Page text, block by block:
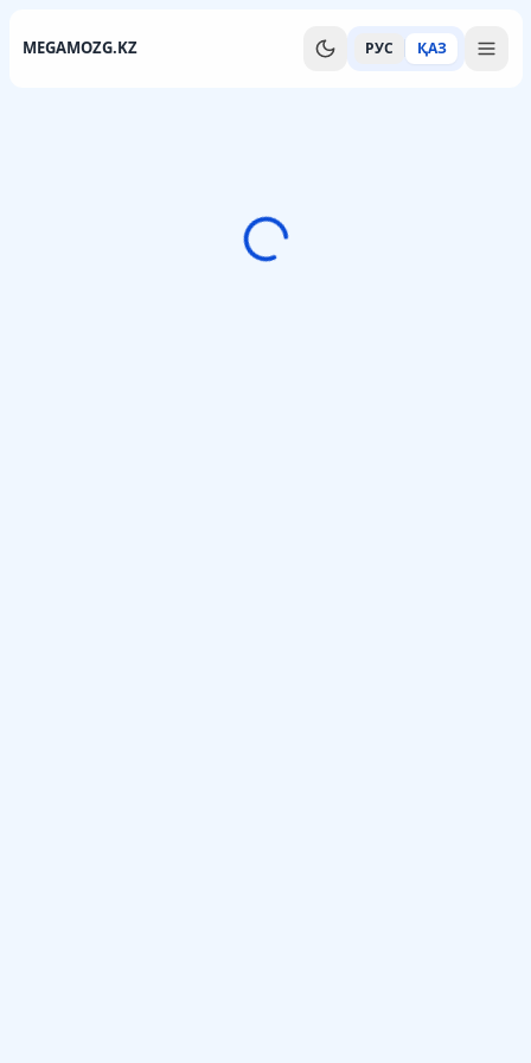
MEGAMOZG.KZ РУС ҚАЗ